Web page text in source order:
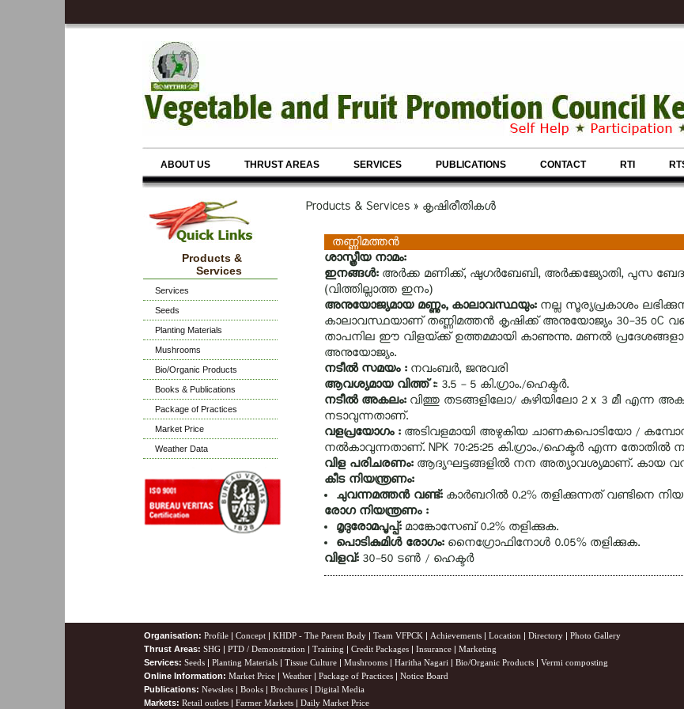
ABOUT US THRUST AREAS SERVICES PUBLICATIONS CONTACT RTI
Products &
Services
Services
Seeds
Planting Materials
Mushrooms
Bio/Organic Products
Books & Publications
Package of Practices
Market Price
Weather Data
Products & Services » കൃഷിരീതികള്‍
തണ്ണിമത്തന്‍
ശാസ്ത്രീയ നാമം:
ഇനങ്ങള്‍: അര്‍ക്ക മണിക്ക്‌, ഷുഗര്‍ബേബി, അര്‍ക്കജ്യോതി, പുസ
(വിത്തില്ലാത്ത ഇനം)
അനുയോജ്യമായ മണ്ണും, കാലാവസ്ഥയും: നല്ല സൂര്യപ്രകാശം
കാലാവസ്ഥയാണ്‌ തണ്ണിമത്തന്‍ കൃഷിക്ക്‌ അനുയോജ്യം 30-35 oC
താപനില ഈ വിളയ്‌ക്ക്‌ ഉത്തമമായി കാണുന്നു. മണല്‍
അനുയോജ്യം.
നടീല്‍ സമയം :നവംബര്‍, ജനുവരി
ആവശ്യമായ വിത്ത് :: 3.5 - 5 കി.ഗ്രാം./ഹെക്ടര്‍.
നടീല്‍ അകലം: വിത്തു തടങ്ങളിലോ/ കുഴിയിലോ 2 x 3 മീ എന്ന
നടാവുന്നതാണ്‌.
വളപ്രയോഗം :അടിവളമായി അഴുകിയ ചാണകപൊടിയോ /
നല്‍കാവുന്നതാണ്‌. NPK 70:25:25 കി.ഗ്രാം./ഹെക്ടര്‍ എന്ന
വിള പരിചരണം:ആദ്യഘട്ടങ്ങളില്‍ നന അത്യാവശ്യമാണ്‌. കായ
കീട നിയന്ത്രണം:
ചുവന്നമത്തന്‍ വണ്ട്‌: കാര്‍ബറില്‍ 0.2% തളിക്കുന്നത്‌ വണ്ടിനെ
രോഗ നിയന്ത്രണം :
മൃദുരോമപൂപ്പ്‌:മാങ്കോസേബ്‌ 0.2% തളിക്കുക.
പൊടികുമിള്‍ രോഗം: നൈഗ്രോഫിനോള്‍ 0.05% തളിക്കുക.
വിളവ്: 30-50 ടണ്‍ / ഹെക്ടര്‍
Organisation: Profile | Concept | KHDP - The Parent Body | Team VFPCK | Achievements | Location | Directory | Photo Gallery
Thrust Areas: SHG | PTD / Demonstration | Training | Credit Packages | Insurance | Marketing
Services: Seeds | Planting Materials | Tissue Culture | Mushrooms | Haritha Nagari | Bio/Organic Products | Vermi composting
Online Information: Market Price | Weather | Package of Practices | Notice Board
Publications: Newslets | Books | Brochures | Digital Media
Markets: Retail outlets | Farmer Markets | Daily Market Price